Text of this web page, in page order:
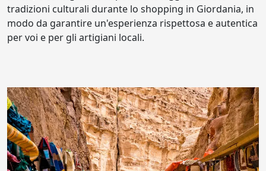
tradizioni culturali durante lo shopping in Giordania, in
modo da garantire un'esperienza rispettosa e autentica
per voi e per gli artigiani locali.